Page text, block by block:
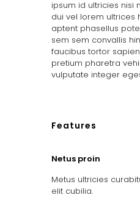
ipsum id ultricies nisi
dui vel lorem ultrices
aptent phasellus
sem sem convallis
faucibus tortor
pretium pharetra
vulputate integer
Features
Netus proin
Metus ultricies
elit cubilia.